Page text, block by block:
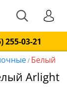
255-03-21
/ Белый
Arlight